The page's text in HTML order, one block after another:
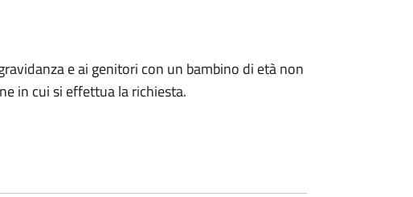
e ai genitori con un bambino di età non
in cui si effettua la richiesta.